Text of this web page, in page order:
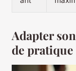
Adapter
de pratique